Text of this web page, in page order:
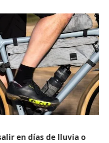
en días de lluvia o